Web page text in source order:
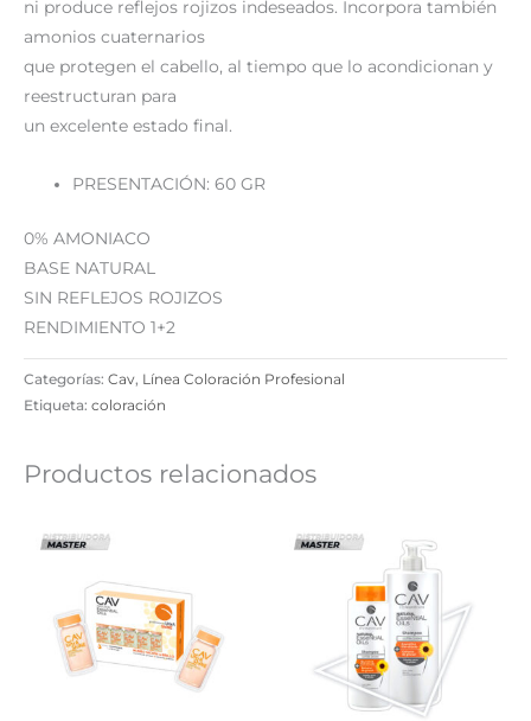
ni produce reflejos rojizos indeseados. Incorpora también
amonios cuaternarios
que protegen el cabello, al tiempo que lo acondicionan y
reestructuran para
un excelente estado final.
PRESENTACIÓN: 60 GR
0% AMONIACO
BASE NATURAL
SIN REFLEJOS ROJIZOS
RENDIMIENTO 1+2
Categorías: Cav, Línea Coloración Profesional
Etiqueta: coloración
Productos relacionados